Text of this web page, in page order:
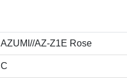
AZUMI//AZ-Z1E Rose
C